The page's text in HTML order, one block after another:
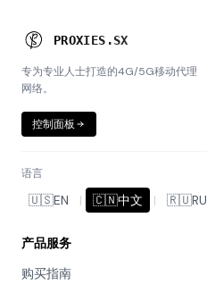
PROXIES .SX
专为专业人士打造的4G/5G移动代理
网络。
控制面板
语言
🇺🇸EN | 🇨🇳中文 | 🇷🇺RU
产品服务
购买指南